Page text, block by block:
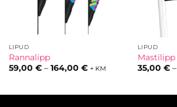
LIPUD
Rannalipp
59,00 € – 164,00 €Hinnavahemik:
+ KM
LIPUD
Mastilipp
35,00 € –